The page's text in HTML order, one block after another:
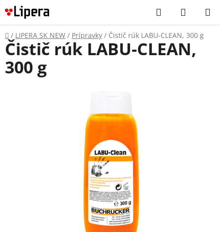
Prejsť
na
obsah
Hľadať
KOŠÍK
Domov
/ LIPERA SK NEW / Prípravky / Čistič rúk LABU-CLEAN, 300 g
Čistič rúk LABU-CLEAN,
300 g